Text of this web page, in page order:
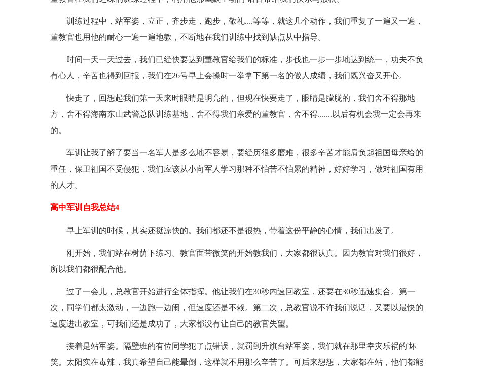
训练过程中，站军姿，立正，齐步走，跑步，敬礼....等等，就这几个动作，我们重复了一遍又一遍，
董教官也用他的耐心一遍一遍地教，不断地在我们训练中找到缺点从中指导。
时间一天一天过去，我们已经快要达到董教官给我们的标准，步伐也一步一步地达到统一，功夫不负
有心人，辛苦也得到回报，我们在26号早上会操时一举拿下第一名的傲人成绩，我们既兴奋又开心。
快走了，回想起我们第一天来时眼睛是明亮的，但现在快要走了，眼睛是朦胧的，我们舍不得那地
方，舍不得海南东山武警总队训练基地，舍不得我们亲爱的董教官，舍不得.......以后有机会我一定会再来
的。
军训让我了解了要当一名军人是多么地不容易，要经历很多磨难，很多辛苦才能肩负起祖国母亲给的
重任，保卫祖国不受侵犯，我们应该从小向军人学习那种不怕苦不怕累的精神，好好学习，做对祖国有用
的人才。
高中军训自我总结4
早上军训的时候，其实还挺凉快的。我们都还不是很热，带着这份平静的心情，我们出发了。
刚开始，我们站在树荫下练习。教官面带微笑的开始教我们，大家都很认真。因为教官对我们很好，
所以我们都很配合他。
过了一会儿，总教官开始进行全体指挥。他让我们在30秒内速回教室，还要在30秒迅速集合。第一
次，同学们都太激动，一边跑一边闹，但速度还是不赖。第二次，总教官说不许我们说话，又要以最快的
速度进出教室，可我们还是成功了，大家都没有让自己的教官失望。
接着是站军姿。隔壁班的有位同学犯了点错误，就罚到升旗台站军姿，我们就在那里幸灾乐祸的'坏
笑。太阳实在毒辣，我真希望自己能晕倒，这样就不用那么辛苦了。可后来想想，大家都在站，他们都能